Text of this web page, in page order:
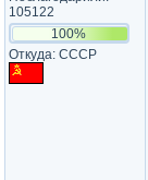
105122
100%
Откуда: СССР